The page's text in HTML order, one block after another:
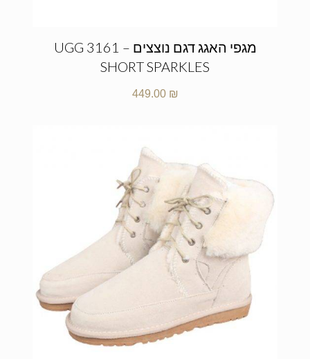
מגפי האגג דגם נוצצים – UGG 3161
SHORT SPARKLES
449.00 ₪